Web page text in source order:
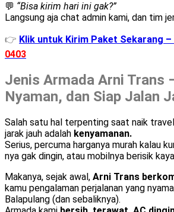
💬 “Bisa kirim hari ini gak?”
Langsung aja chat admin kami, dan tim
👉 Klik untuk Kirim Paket Sekarang –
0403
Jenis Armada Arni Trans
Nyaman, dan Siap Jalan
Salah satu hal terpenting saat naik
jarak jauh adalah kenyamanan.
Serius, percuma harganya murah kalau
nya gak dingin, atau mobilnya berisik
Makanya, sejak awal, Arni Trans
kamu pengalaman perjalanan yang
Balapulang (dan sebaliknya).